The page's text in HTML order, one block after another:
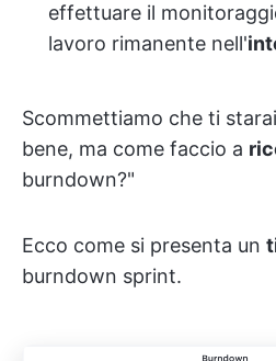
effettuare il
lavoro rimanente nell'
Scommettiamo che ti
bene, ma come faccio a
burndown?"
Ecco come si presenta un
burndown sprint.